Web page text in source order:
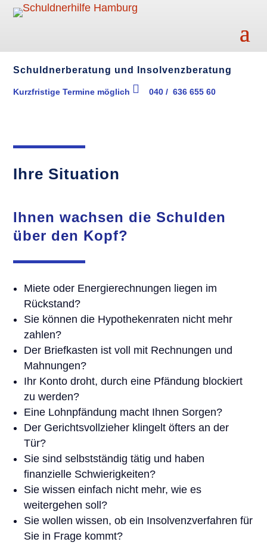
Schuldnerberatung und Insolvenzberatung
Kurzfristige Termine möglich 040 / 636 655 60
Ihre Situation
Ihnen wachsen die Schulden
über den Kopf?
Miete oder Energierechnungen liegen im
Rückstand?
Sie können die Hypothekenraten nicht mehr
zahlen?
Der Briefkasten ist voll mit Rechnungen und
Mahnungen?
Ihr Konto droht, durch eine Pfändung blockiert
zu werden?
Eine Lohnpfändung macht Ihnen Sorgen?
Der Gerichtsvollzieher klingelt öfters an der
Tür?
Sie sind selbstständig tätig und haben
finanzielle Schwierigkeiten?
Sie wissen einfach nicht mehr, wie es
weitergehen soll?
Sie wollen wissen, ob ein Insolvenzverfahren für
Sie in Frage kommt?